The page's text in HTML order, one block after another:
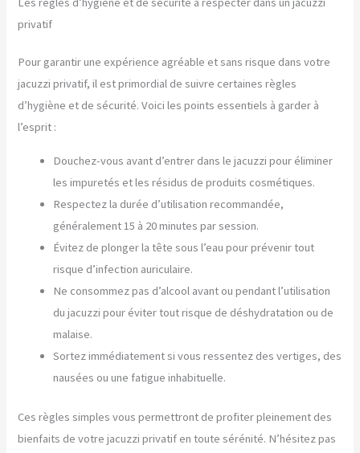
privatif
Pour garantir une expérience agréable et sans risque dans votre
jacuzzi privatif, il est primordial de suivre certaines règles
d’hygiène et de sécurité. Voici les points essentiels à garder à
l’esprit :
Douchez-vous avant d’entrer dans le jacuzzi pour éliminer
les impuretés et les résidus de produits cosmétiques.
Respectez la durée d’utilisation recommandée,
généralement 15 à 20 minutes par session.
Évitez de plonger la tête sous l’eau pour prévenir tout
risque d’infection auriculaire.
Ne consommez pas d’alcool avant ou pendant l’utilisation
du jacuzzi pour éviter tout risque de déshydratation ou de
malaise.
Sortez immédiatement si vous ressentez des vertiges, des
nausées ou une fatigue inhabituelle.
Ces règles simples vous permettront de profiter pleinement des
bienfaits de votre jacuzzi privatif en toute sérénité. N’hésitez pas